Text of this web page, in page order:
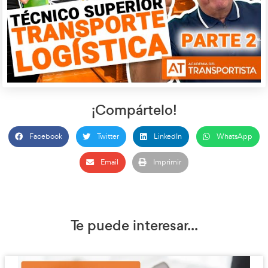
Proximidad al cliente: Los almacenes regionales
entrega más rápida a los puntos de venta o clientes.
Mayor capacidad de respuesta: Facilita una
eficiente y cercana a los centros de consumo.
Costos de infraestructura: La necesidad de
centrales y regionales incrementa los costos de
distribución.
Duplicidad de stocks : Los productos se mantienen
Modelo C: Almacén Central – Depots
sustituyen pordepots(plataformas logísticas de carga/